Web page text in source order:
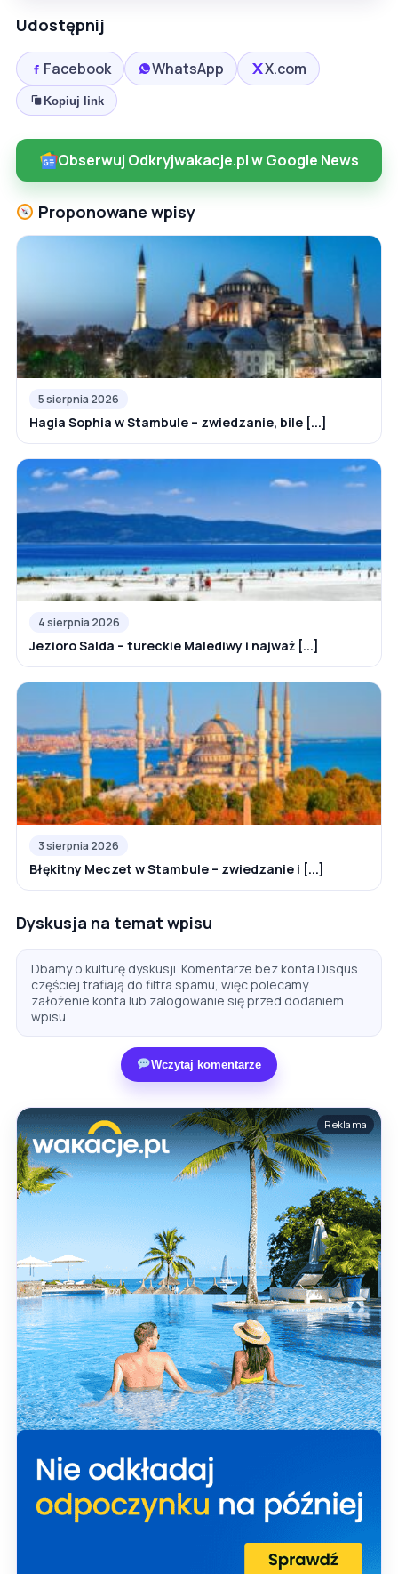
Udostępnij
Facebook WhatsApp X.com
Kopiuj link
Obserwuj Odkryjwakacje.pl w Google News
Proponowane wpisy
5 sierpnia 2026
Hagia Sophia w Stambule – zwiedzanie, bile [...]
4 sierpnia 2026
Jezioro Salda – tureckie Malediwy i najważ [...]
3 sierpnia 2026
Błękitny Meczet w Stambule – zwiedzanie i [...]
Dyskusja na temat wpisu
Dbamy o kulturę dyskusji. Komentarze bez konta Disqus
częściej trafiają do filtra spamu, więc polecamy
założenie konta lub zalogowanie się przed dodaniem
wpisu.
Wczytaj komentarze
Reklama